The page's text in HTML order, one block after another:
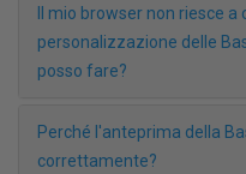
Il mio browser non riesce
personalizzazione delle
posso fare?
Perché l'anteprima della
correttamente?